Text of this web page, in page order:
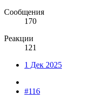
Сообщения
170
Реакции
121
1 Дек 2025
#116